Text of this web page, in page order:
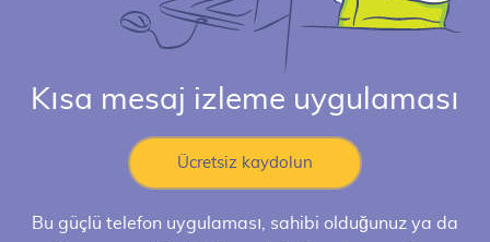
Kısa mesaj izleme uygulaması
Ücretsiz kaydolun
Bu güçlü telefon uygulaması, sahibi olduğunuz ya da